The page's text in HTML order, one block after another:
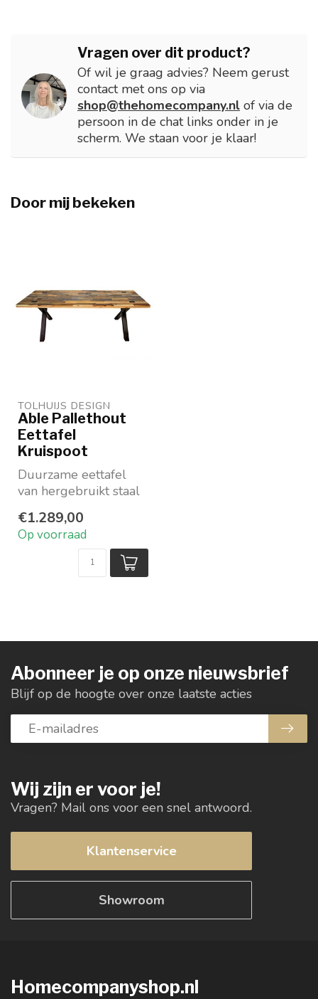
Vragen over dit product?
Of wil je graag advies? Neem gerust
contact met ons op via
shop@thehomecompany.nl of via de
persoon in de chat links onder in je
scherm. We staan voor je klaar!
Door mij bekeken
TOLHUIJS DESIGN
Able Pallethout
Eettafel
Kruispoot
Duurzame eettafel
van hergebruikt staal
Vervaardigd van
afvalmateriaal
€1.289,00
Op voorraad
Wij zijn er voor je!
Vragen? Mail ons voor een snel antwoord.
Klantenservice
Showroom
Abonneer je op onze nieuwsbrief
Blijf op de hoogte over onze laatste acties
Homecompanyshop.nl